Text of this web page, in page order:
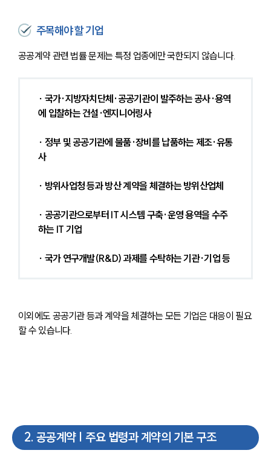
주목해야 할 기업
공공계약 관련 법률 문제는 특정 업종에만 국한되지 않습니다.
∙ 국가·지방자치단체·공공기관이 발주하는 공사·용역
에 입찰하는 건설·엔지니어링사
∙ 정부 및 공공기관에 물품·장비를 납품하는 제조·유통
사
∙ 방위사업청 등과 방산 계약을 체결하는 방위산업체
∙ 공공기관으로부터 IT 시스템 구축·운영 용역을 수주
하는 IT 기업
∙ 국가 연구개발(R&D) 과제를 수탁하는 기관·기업 등
이외에도 공공기관 등과 계약을 체결하는 모든 기업은 대응이 필요
할 수 있습니다.
2. 공공계약 | 주요 법령과 계약의 기본 구조